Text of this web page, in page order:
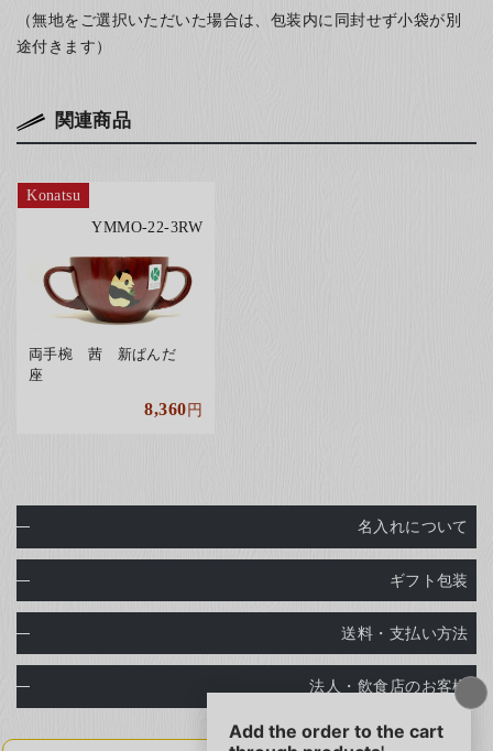
（無地をご選択いただいた場合は、包装内に同封せず小袋が別
途付きます）
関連商品
Konatsu
YMMO-22-3RW
両手椀 茜 新ぱんだ
座
8,360円
名入れについて
ギフト包装
送料・支払い方法
法人・飲食店のお客様